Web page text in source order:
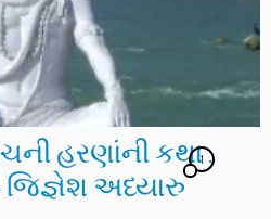
હરણાંની કથા :
જિજ્ઞેશ અધ્યારુ
1